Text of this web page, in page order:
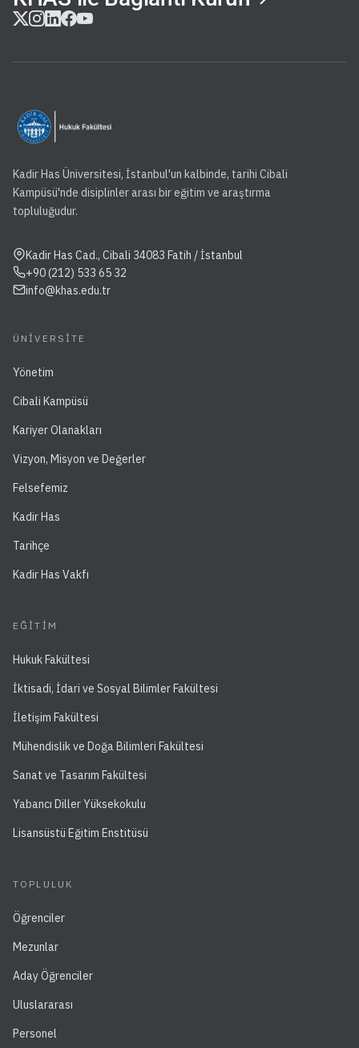
Kadir Has Üniversitesi, İstanbul'un kalbinde, tarihi Cibali
Kampüsü'nde disiplinler arası bir eğitim ve araştırma
topluluğudur.
Kadir Has Cad., Cibali 34083 Fatih / İstanbul
+90 (212) 533 65 32
info@khas.edu.tr
ÜNIVERSITE
Yönetim
Cibali Kampüsü
Kariyer Olanakları
Vizyon, Misyon ve Değerler
Felsefemiz
Kadir Has
Tarihçe
Kadir Has Vakfı
EĞITIM
Hukuk Fakültesi
İktisadi, İdari ve Sosyal Bilimler Fakültesi
İletişim Fakültesi
Mühendislik ve Doğa Bilimleri Fakültesi
Sanat ve Tasarım Fakültesi
Yabancı Diller Yüksekokulu
Lisansüstü Eğitim Enstitüsü
TOPLULUK
Öğrenciler
Mezunlar
Aday Öğrenciler
Uluslararası
Personel